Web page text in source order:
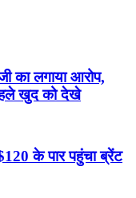
का लगाया आरोप,
खुद को देखे
के पार पहुंचा ब्रेंट